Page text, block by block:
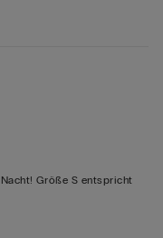
Größe S entspricht